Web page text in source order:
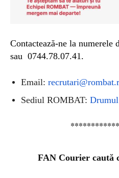
Contactează-ne la numerele
sau 0744.78.07.41.
Email:
Sediul ROMBAT:
FAN Courier